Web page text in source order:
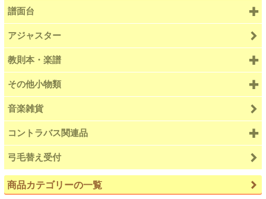
譜面台
アジャスター
教則本・楽譜
その他小物類
音楽雑貨
コントラバス関連品
弓毛替え受付
商品カテゴリーの一覧